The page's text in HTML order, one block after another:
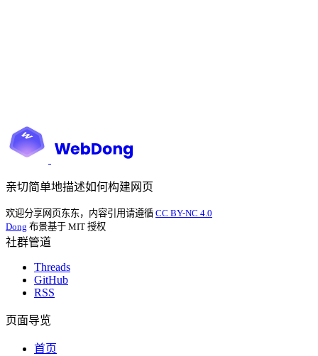
亲切简单地描述如何构建网页
欢迎分享网页东东，内容引用请遵循 CC BY-NC 4.0
Dong 布景基于 MIT 授权
社群管道
Threads
GitHub
RSS
页面导览
首页